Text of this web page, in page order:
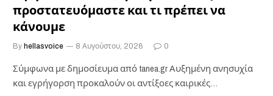
προστατευόμαστε και τι πρέπει να
κάνουμε
By hellasvoice 8 Αυγούστου, 2026 0
Σύμφωνα με δημοσίευμα από tanea.gr Αυξημένη ανησυχία
και εγρήγορση προκαλούν οι αντίξοες καιρικές